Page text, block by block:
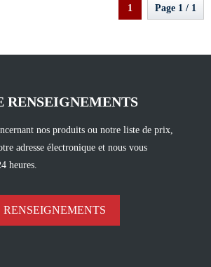
1 Page 1 / 1
RENSEIGNEMENTS
nos produits ou notre liste de prix,
adresse électronique et nous vous
heures.